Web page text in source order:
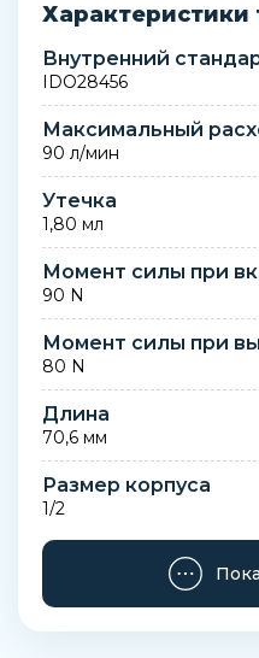
Характеристики
Внутренний
IDO28456
Максимальный
90 л/мин
Утечка
1,80 мл
Момент силы при
90 N
Момент силы при
80 N
Длина
70,6 мм
Размер корпуса
1/2
Полная длина
Наружный диаметр